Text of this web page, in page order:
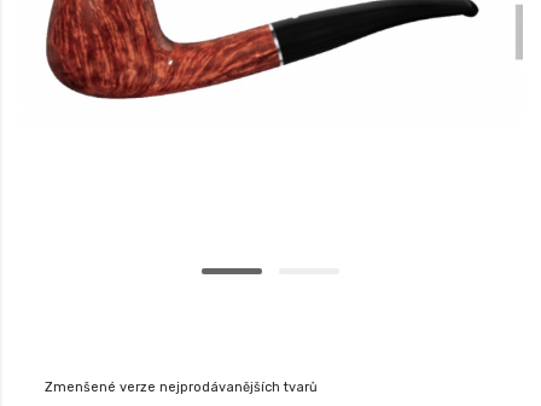
Zmenšené verze nejprodávanějších tvarů